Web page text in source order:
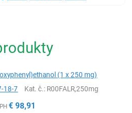
(1 x 250 mg)
18-7 Kat. č.: R00FALR,250mg
€ 98,91